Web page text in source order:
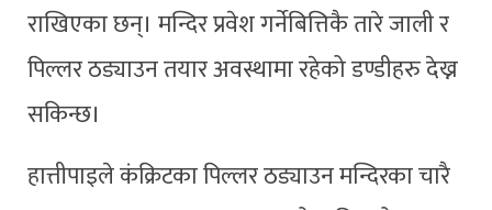
राखिएका छन्। मन्दिर प्रवेश गर्नेबित्तिकै तारे जाली र
पिल्लर ठड्याउन तयार अवस्थामा रहेको डण्डीहरु देख्न
सकिन्छ।
हात्तीपाइले कंक्रिटका पिल्लर ठड्याउन मन्दिरका चारै